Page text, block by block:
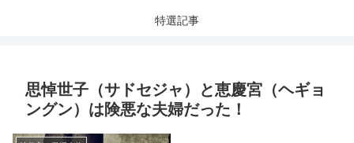
特選記事
思悼世子（サドセジャ）と恵慶宮（ヘギョ
ングン）は険悪な夫婦だった！